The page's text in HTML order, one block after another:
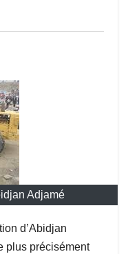
Adjamé
d’Abidjan
plus précisément